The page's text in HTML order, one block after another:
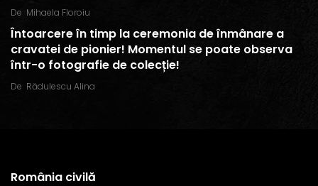
De Mihaela Floroiu
Întoarcere în timp la ceremonia de înmânare a
cravatei de pionier! Momentul se poate observa
într-o fotografie de colecție!
De Rădulescu Alina
România civilă